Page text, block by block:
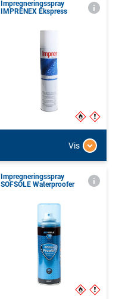
Impregneringsspray
IMPRENEX Ekspress
Vis
Impregneringsspray
SOFSOLE Waterproofer